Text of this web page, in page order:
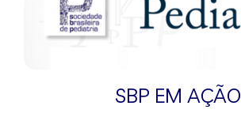
SBP EM AÇÃO